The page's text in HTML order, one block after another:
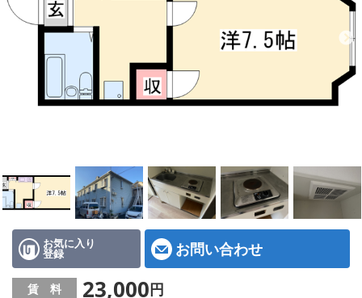
路線·駅から探す
地域から探す
地図から探す
店舗情報·アクセス
メールでお問い合わせ
お気に入り
登録 お問い合わせ
賃 料 23,000円